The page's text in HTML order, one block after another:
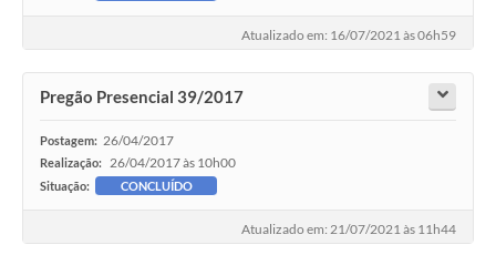
Atualizado em: 16/07/2021 às 06h59
Pregão Presencial 39/2017
Postagem: 26/04/2017
Realização: 26/04/2017 às 10h00
Situação: CONCLUÍDO
Atualizado em: 21/07/2021 às 11h44